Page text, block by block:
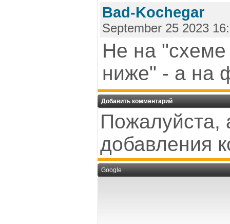
Bad-Kochegar
September 25 2023
Не на
ниже" - а на
Добавить комментарий
Пожалуйста,
добавления
Google